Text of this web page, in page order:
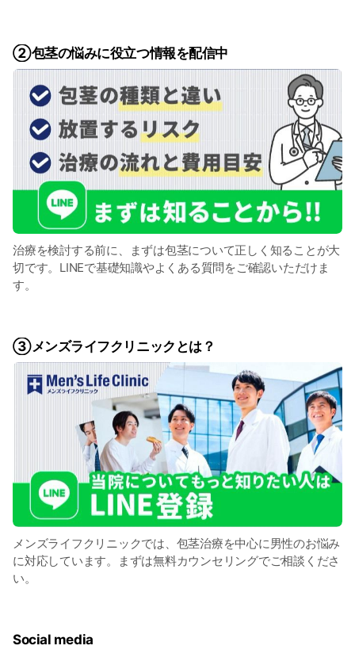
②包茎の​悩みに​役立つ情報を​配信中
治療を​検討する​前に、​まずは​包茎に​ついて​正しく​知る​ことが​大
切です。​LINEで​基礎知識や​よく​ある​質問を​ご確認いただけま
す。
③メンズライフクリニックとは？​
メンズライフクリニックでは、​包茎治療を​中心に​男性の​お悩み
に​対応しています。​まずは​無料カウンセリングで​ご相談くださ
い。​
Social media